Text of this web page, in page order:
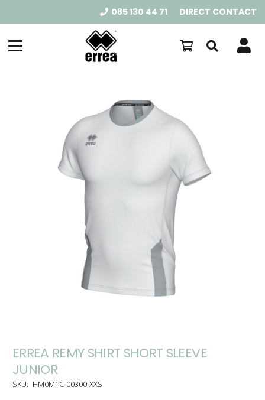
085 130 44 71 DIRECT CONTACT
ERREA REMY SHIRT SHORT SLEEVE
JUNIOR
SKU: HM0M1C-00300-XXS